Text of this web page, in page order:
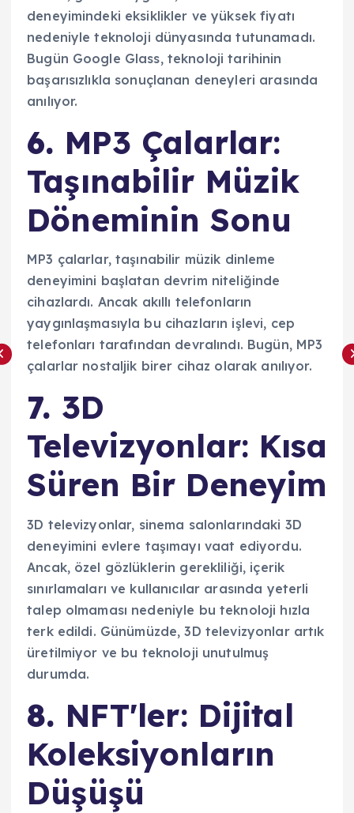
deneyimindeki eksiklikler ve yüksek fiyatı
nedeniyle teknoloji dünyasında tutunamadı.
Bugün Google Glass, teknoloji tarihinin
başarısızlıkla sonuçlanan deneyleri arasında
anılıyor.
6. MP3 Çalarlar:
Taşınabilir Müzik
Döneminin Sonu
MP3 çalarlar, taşınabilir müzik dinleme
deneyimini başlatan devrim niteliğinde
cihazlardı. Ancak akıllı telefonların
yaygınlaşmasıyla bu cihazların işlevi, cep
telefonları tarafından devralındı. Bugün, MP3
çalarlar nostaljik birer cihaz olarak anılıyor.
7. 3D
Televizyonlar: Kısa
Süren Bir Deneyim
3D televizyonlar, sinema salonlarındaki 3D
deneyimini evlere taşımayı vaat ediyordu.
Ancak, özel gözlüklerin gerekliliği, içerik
sınırlamaları ve kullanıcılar arasında yeterli
talep olmaması nedeniyle bu teknoloji hızla
terk edildi. Günümüzde, 3D televizyonlar artık
üretilmiyor ve bu teknoloji unutulmuş
durumda.
8. NFT'ler: Dijital
Koleksiyonların
Düşüşü